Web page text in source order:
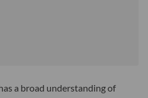
a broad understanding of